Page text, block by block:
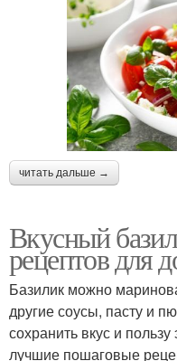
читать дальше →
Вкусный
рецептов для
Базилик можно
другие соусы, пасту и
сохранить вкус и
лучшие пошаговые